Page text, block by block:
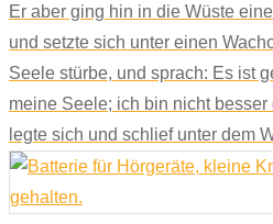
Er aber ging hin in die Wüste
und setzte sich unter einen
Seele stürbe, und sprach: Es ist
meine Seele; ich bin nicht
legte sich und schlief unter dem